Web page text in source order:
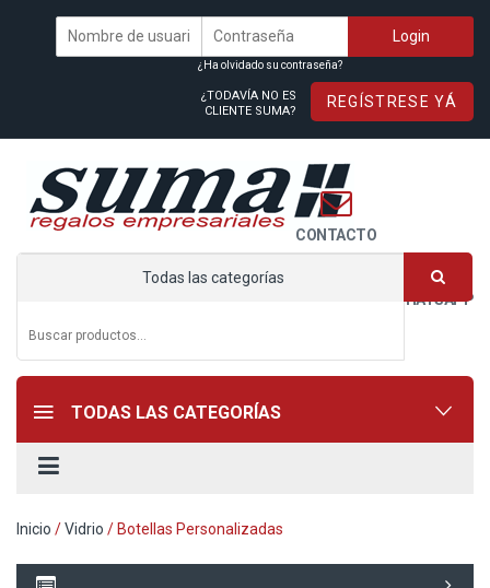
¿Ha olvidado su contraseña?
¿TODAVÍA NO ES
CLIENTE SUMA?
REGÍSTRESE YÁ
WHATSAPP
CONTACTO
Todas las categorías
TODAS LAS CATEGORÍAS
Inicio /Vidrio / Botellas Personalizadas